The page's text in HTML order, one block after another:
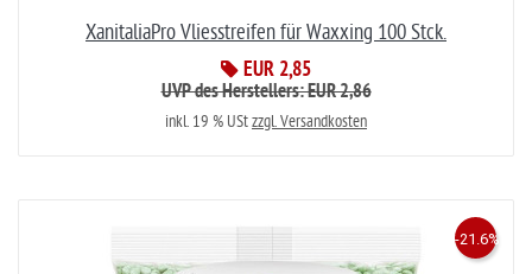
XanitaliaPro Vliesstreifen für Waxxing 100 Stck.
EUR 2,85
UVP des Herstellers: EUR 2,86
inkl. 19 % UStzzgl. Versandkosten
-21.6%